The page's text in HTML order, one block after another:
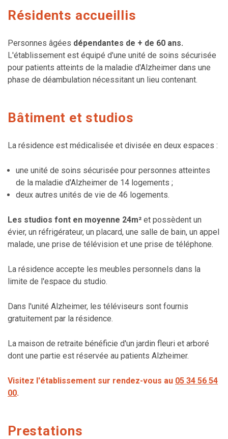
Résidents accueillis
Personnes âgées dépendantes de + de 60 ans.
L'établissement est équipé d'une unité de soins sécurisée
pour patients atteints de la maladie d'Alzheimer dans une
phase de déambulation nécessitant un lieu contenant.
Bâtiment et studios
La résidence est médicalisée et divisée en deux espaces :
une unité de soins sécurisée pour personnes atteintes
de la maladie d'Alzheimer de 14 logements ;
deux autres unités de vie de 46 logements.
Les studios font en moyenne 24m² et possèdent un
évier, un réfrigérateur, un placard, une salle de bain, un appel
malade, une prise de télévision et une prise de téléphone.
La résidence accepte les meubles personnels dans la
limite de l'espace du studio.
Dans l'unité Alzheimer, les téléviseurs sont fournis
gratuitement par la résidence.
La maison de retraite bénéficie d'un jardin fleuri et arboré
dont une partie est réservée au patients Alzheimer.
Visitez l'établissement sur rendez-vous au 05 34 56 54
00.
Prestations